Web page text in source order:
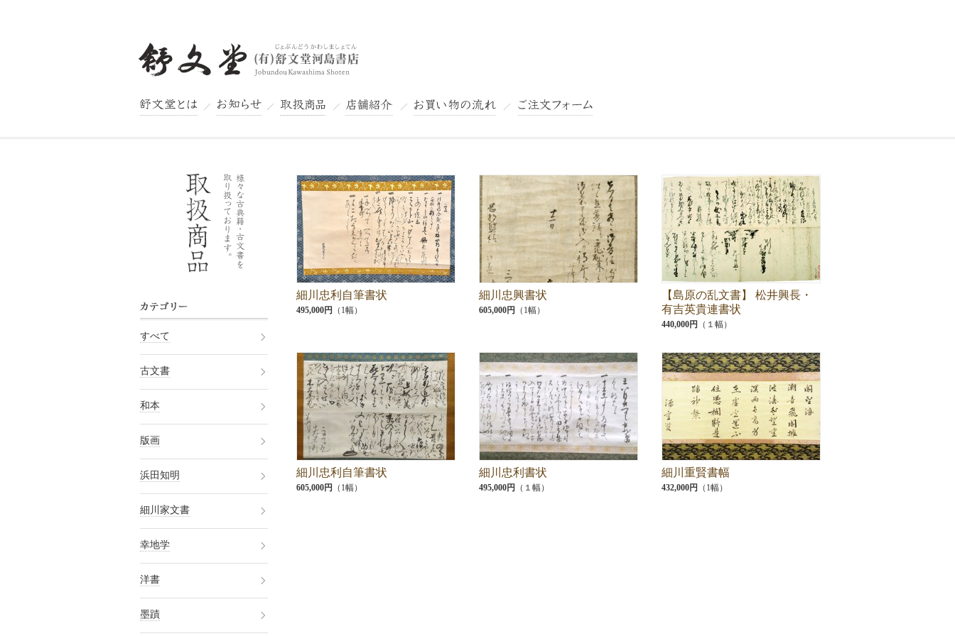
舒文堂河島書店
すべて
古文書
和本
版画
浜田知明
細川家文書
幸地学
洋書
墨蹟
細川忠利自筆書状
495,000円 （1幅）
細川忠興書状
605,000円 （1幅）
【島原の乱文書】 松井興長・
有吉英貴連書状
440,000円 （１幅）
細川忠利自筆書状
605,000円 （1幅）
細川忠利書状
495,000円 （１幅）
細川重賢書幅
432,000円 （1幅）